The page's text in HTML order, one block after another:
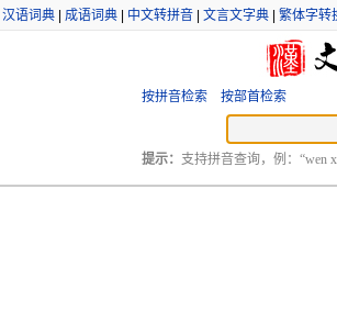
汉语词典 成语词典 中文转拼音 文言文字典 繁体字转
按拼音检索 按部首检索
提示： 支持拼音查询，例：“wen